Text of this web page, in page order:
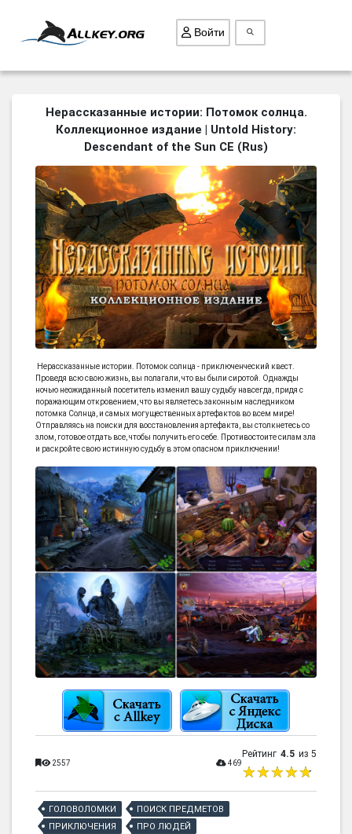
ВСЕ ИГРЫ
ПОИСК ПРЕДМЕТОВ
БИЗНЕС
ТРИ-В-РЯД
СТРАТЕГИИ
СТРЕЛЯЛКИ
КВЕСТ
КАК СКАЧАТЬ
НОВОСТИ
Войти
Нерассказанные истории: Потомок солнца.
Коллекционное издание | Untold History:
Descendant of the Sun CE (Rus)
Нерассказанные истории. Потомок солнца - приключенческий квест.
Проведя всю свою жизнь, вы полагали, что вы были сиротой. Однажды
ночью неожиданный посетитель изменил вашу судьбу навсегда, придя с
поражающим откровением, что вы являетесь законным наследником
потомка Солнца, и самых могущественных артефактов во всем мире!
Отправляясь на поиски для восстановления артефакта, вы столкнетесь со
злом, готовое отдать все, чтобы получить его себе. Противостоите силам зла
и раскройте свою истинную судьбу в этом опасном приключении!
2557 469
Рейтинг 4.5 из 5
ГОЛОВОЛОМКИ
ПОИСК ПРЕДМЕТОВ
ПРИКЛЮЧЕНИЯ
ПРО ЛЮДЕЙ